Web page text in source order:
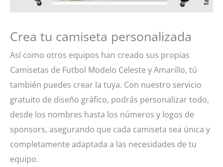
Crea tu camiseta personalizada
Así como otros equipos han creado sus propias
Camisetas de Futbol Modelo Celeste y Amarillo, tú
también puedes crear la tuya. Con nuestro servicio
gratuito de diseño gráfico, podrás personalizar todo,
desde los nombres hasta los números y logos de
sponsors, asegurando que cada camiseta sea única y
completamente adaptada a las necesidades de tu
equipo.